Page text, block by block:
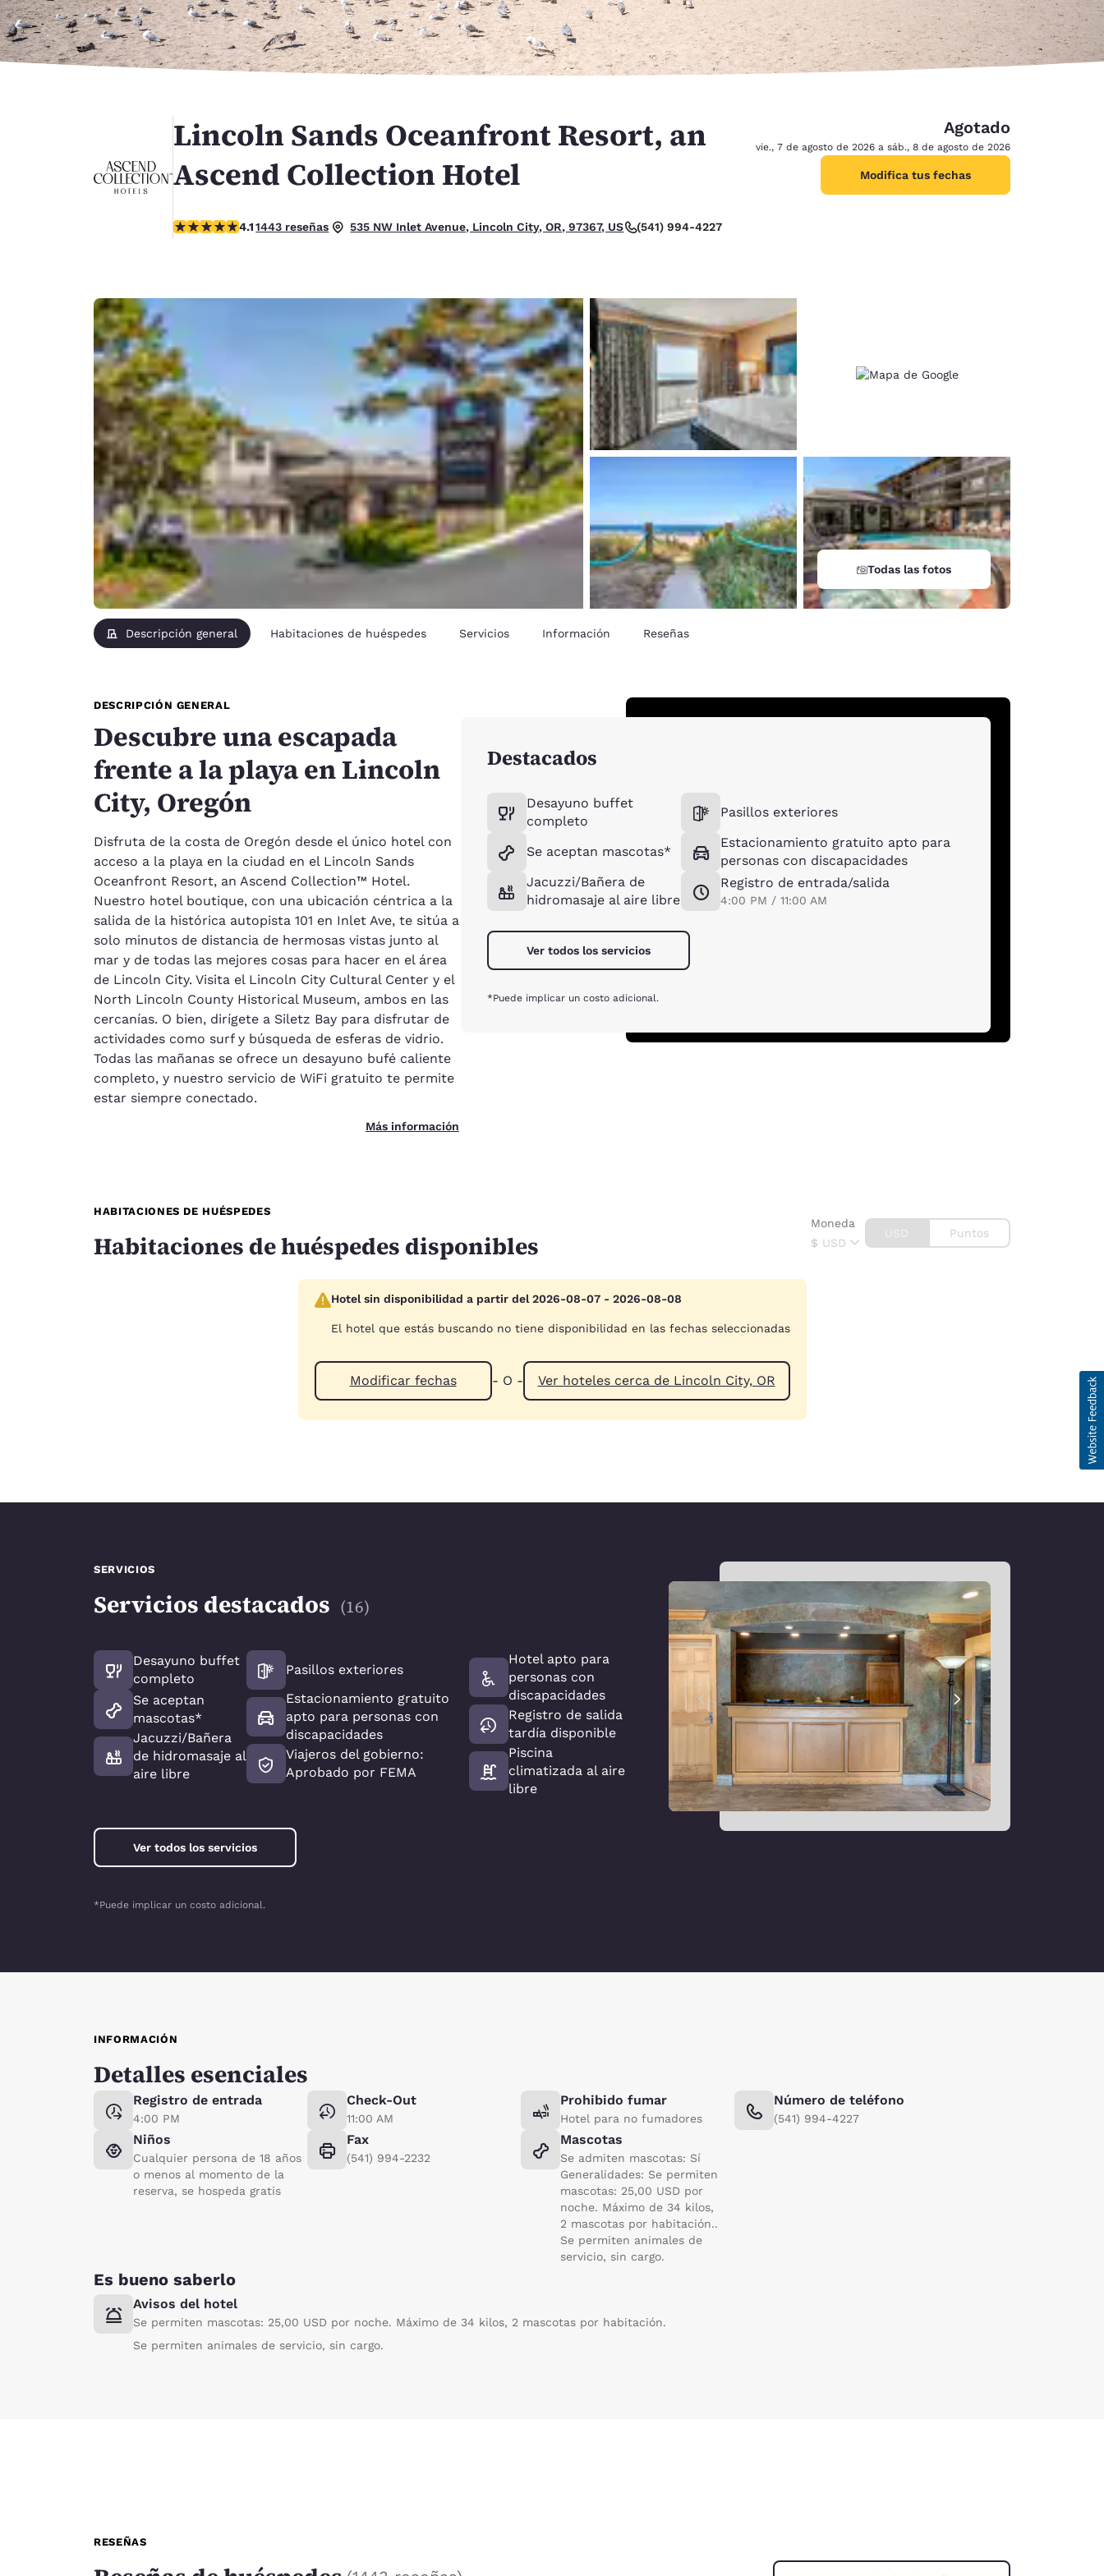
Français Español English
Europa
Spain
English
France
Français
France
English
Ireland Italia
India
English English
Lincoln Sands Oceanfront Resort, an
Ascend Collection Hotel
calificación de 4.14 estrellas. Muy bueno.
4.1 1443 reseñas 535 NW Inlet Avenue, Lincoln City, OR, 97367, US (541) 994-4227
Agotado
vie., 7 de agosto de 2026 a sáb., 8 de agosto de 2026
Modifica tus fechas
Todas las fotos
Descripción general Habitaciones de huéspedes Servicios Información Reseñas
DESCRIPCIÓN GENERAL
Descubre una escapada
frente a la playa en Lincoln
City, Oregón
Disfruta de la costa de Oregón desde el único hotel con
acceso a la playa en la ciudad en el Lincoln Sands
Oceanfront Resort, an Ascend Collection™ Hotel.
Nuestro hotel boutique, con una ubicación céntrica a la
salida de la histórica autopista 101 en Inlet Ave, te sitúa a
solo minutos de distancia de hermosas vistas junto al
mar y de todas las mejores cosas para hacer en el área
de Lincoln City. Visita el Lincoln City Cultural Center y el
North Lincoln County Historical Museum, ambos en las
cercanías. O bien, dirígete a Siletz Bay para disfrutar de
actividades como surf y búsqueda de esferas de vidrio.
Todas las mañanas se ofrece un desayuno bufé caliente
completo, y nuestro servicio de WiFi gratuito te permite
estar siempre conectado.
Más información
Destacados
Desayuno buffet
completo
Se aceptan mascotas*
Jacuzzi/Bañera de
hidromasaje al aire libre
Pasillos exteriores
Estacionamiento gratuito apto para
personas con discapacidades
Registro de entrada/salida
4:00 PM / 11:00 AM
Ver todos los servicios
*Puede implicar un costo adicional.
HABITACIONES DE HUÉSPEDES
Habitaciones de huéspedes disponibles $ USD
Moneda
USD Puntos
Hotel sin disponibilidad a partir del 2026-08-07 - 2026-08-08
El hotel que estás buscando no tiene disponibilidad en las fechas seleccionadas
Modificar fechas - O - Ver hoteles cerca de Lincoln City, OR
SERVICIOS
Servicios destacados (16)
Desayuno buffet
completo
Se aceptan
mascotas*
Jacuzzi/Bañera
de hidromasaje al
aire libre
Pasillos exteriores
Estacionamiento gratuito
apto para personas con
discapacidades
Viajeros del gobierno:
Aprobado por FEMA
Hotel apto para
personas con
discapacidades
Registro de salida
tardía disponible
Piscina
climatizada al aire
libre
Ver todos los servicios
*Puede implicar un costo adicional.
INFORMACIÓN
Detalles esenciales
Registro de entrada
4:00 PM
Check-Out
11:00 AM
Prohibido fumar
Hotel para no fumadores
Número de teléfono
(541) 994-4227
Niños
Cualquier persona de 18 años
o menos al momento de la
reserva, se hospeda gratis
Fax
(541) 994-2232
Mascotas
Se admiten mascotas: Sí
Generalidades: Se permiten
mascotas: 25,00 USD por
noche. Máximo de 34 kilos,
2 mascotas por habitación..
Se permiten animales de
servicio, sin cargo.
Es bueno saberlo
Avisos del hotel
Se permiten mascotas: 25,00 USD por noche. Máximo de 34 kilos, 2 mascotas por habitación.
Se permiten animales de servicio, sin cargo.
RESEÑAS